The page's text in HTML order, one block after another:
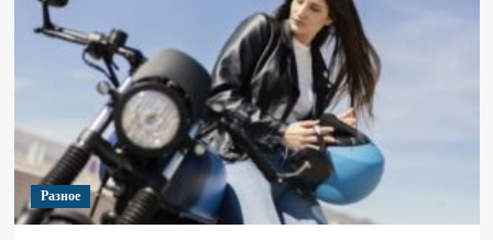
Разное